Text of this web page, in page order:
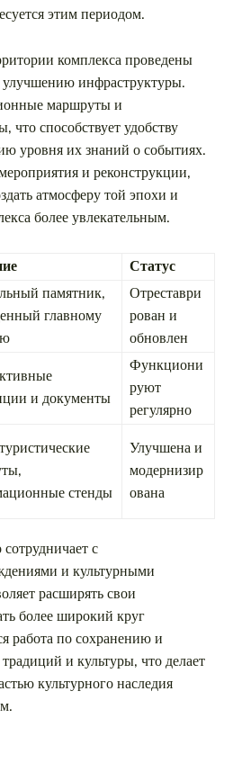
этим периодом.
комплекса проведены
инфраструктуры.
маршруты и
способствует удобству
уровня их знаний о событиях.
и реконструкции,
атмосферу той эпохи и
более увлекательным.
Статус
памятник,
главному
Отреставри
рован и
обновлен
и документы
Функциони
руют
регулярно
стенды
Улучшена и
модернизир
ована
с
и культурными
расширять свои
более широкий круг
работа по сохранению и
и культуры, что делает
культурного наследия